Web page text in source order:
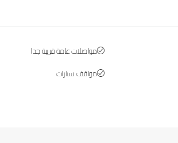
مواصلات عامة قريبة جدا
مواقف سيارات